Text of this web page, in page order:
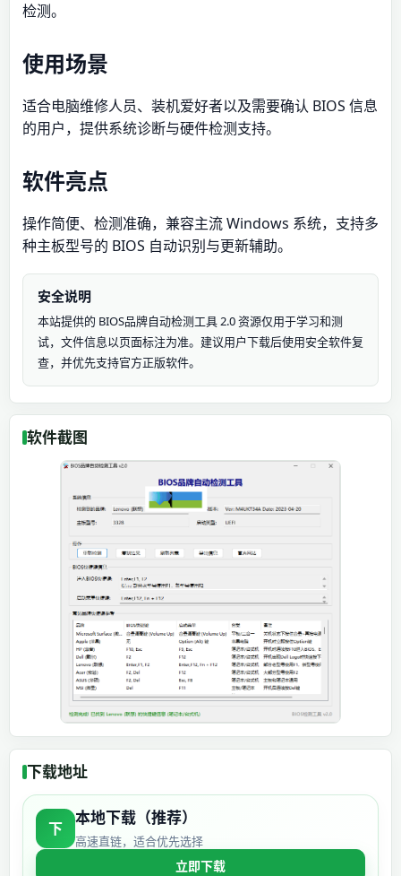
检测。
使用场景
适合电脑维修人员、装机爱好者以及需要确认 BIOS 信息
的用户，提供系统诊断与硬件检测支持。
软件亮点
操作简便、检测准确，兼容主流 Windows 系统，支持多
种主板型号的 BIOS 自动识别与更新辅助。
安全说明
本站提供的 BIOS品牌自动检测工具 2.0 资源仅用于学习和测
试，文件信息以页面标注为准。建议用户下载后使用安全软件复
查，并优先支持官方正版软件。
软件截图
下载地址
下
本地下载（推荐）
高速直链，适合优先选择
立即下载